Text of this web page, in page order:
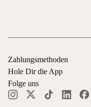
Zahlungsmethoden
Hole Dir die App
Folge uns